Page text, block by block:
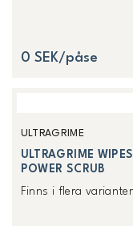
0 SEK/påse
ULTRAGRIME
ULTRAGRIME
POWER SCRUB
Finns i flera varianter